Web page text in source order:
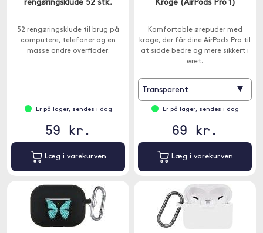
rengøringsklude 52 stk.
52 rengøringsklude til brug på
computere, telefoner og en
masse andre overflader.
Er på lager, sendes i dag
59 kr.
Læg i varekurven
Kroge (AirPods Pro 1)
Komfortable ørepuder med
kroge, der får dine AirPods Pro til
at sidde bedre og mere sikkert i
øret.
Transparent ▾
Er på lager, sendes i dag
69 kr.
Læg i varekurven